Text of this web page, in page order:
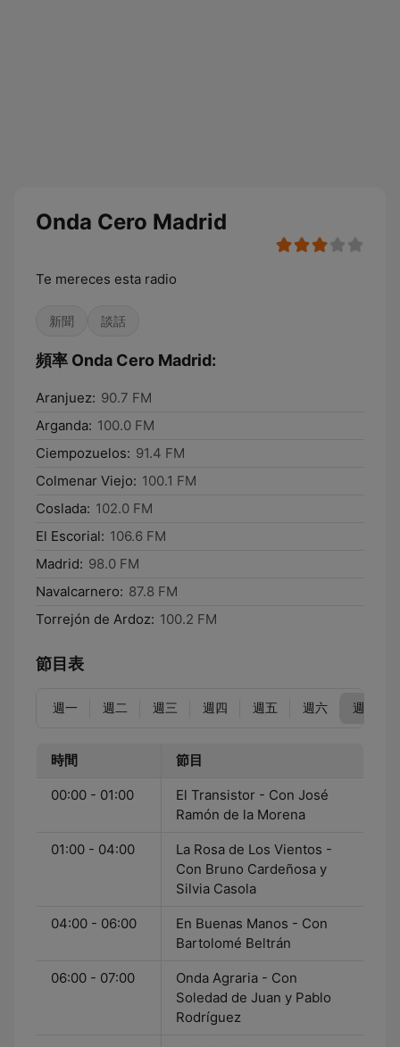
Onda Cero Madrid
Te mereces esta radio
新聞 談話
頻率 Onda Cero Madrid:
Aranjuez: 90.7 FM
Arganda: 100.0 FM
Ciempozuelos: 91.4 FM
Colmenar Viejo: 100.1 FM
Coslada: 102.0 FM
El Escorial: 106.6 FM
Madrid: 98.0 FM
Navalcarnero: 87.8 FM
Torrejón de Ardoz: 100.2 FM
節目表
週一 週二 週三 週四 週五 週六 週日
時間 節目
00:00 - 01:00
El Transistor - Con José
Ramón de la Morena
01:00 - 04:00
La Rosa de Los Vientos -
Con Bruno Cardeñosa y
Silvia Casola
04:00 - 06:00
En Buenas Manos - Con
Bartolomé Beltrán
06:00 - 07:00
Onda Agraria - Con
Soledad de Juan y Pablo
Rodríguez